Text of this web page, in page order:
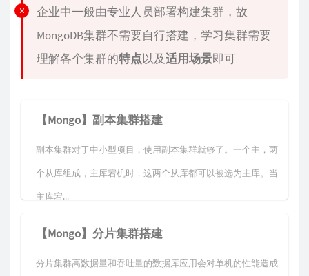
企业中一般由专业人员部署构建集群，故
MongoDB集群不需要自行搭建，学习集群需要
理解各个集群的特点以及适用场景即可
【Mongo】副本集群搭建
副本集群对于中小型项目，使用副本集群就够了。一个主，两
个从库组成，主库宕机时，这两个从库都可以被选为主库。当
主库宕...
【Mongo】分片集群搭建
分片集群高数据量和吞吐量的数据库应用会对单机的性能造成